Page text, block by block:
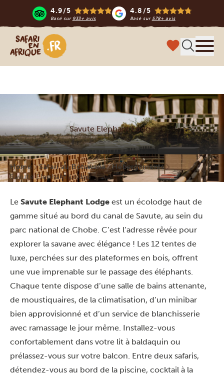
4.9/5
Basé sur 933+ avis
4.8/5
Basé sur 578+ avis
Safari en Afrique
Savute Elephant Lodge
Home Safari au Botswana
Hébergements
Savute Elephant Lodge
Le Savute Elephant Lodge est un écolodge haut de
gamme situé au bord du canal de Savute, au sein du
parc national de Chobe. C’est l’adresse rêvée pour
explorer la savane avec élégance ! Les 12 tentes de
luxe, perchées sur des plateformes en bois, offrent
une vue imprenable sur le passage des éléphants.
Chaque tente dispose d’une salle de bains attenante,
de moustiquaires, de la climatisation, d’un minibar
bien approvisionné et d’un service de blanchisserie
avec ramassage le jour même. Installez-vous
confortablement dans votre lit à baldaquin ou
prélassez-vous sur votre balcon. Entre deux safaris,
détendez-vous au bord de la piscine, cocktail à la